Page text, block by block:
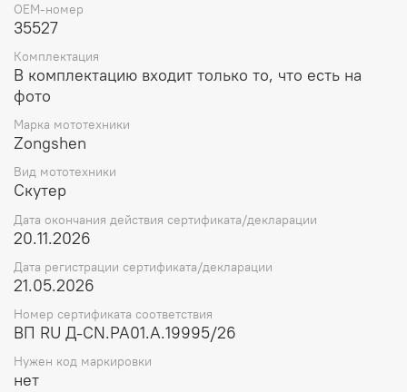
OEM-номер
35527
Комплектация
В комплектацию входит только то, что есть на
фото
Марка мототехники
Zongshen
Вид мототехники
Скутер
Дата окончания действия сертификата/декларации
20.11.2026
Дата регистрации сертификата/декларации
21.05.2026
Номер сертификата соответствия
ВП RU Д-CN.РА01.А.19995/26
Нужен код маркировки
нет